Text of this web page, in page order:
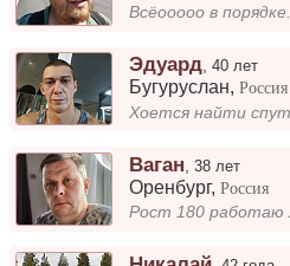
Всёооооо в порядке.
Эдуард,40 лет
Бугуруслан,Россия
Ваган ,38 лет
Оренбург,Россия